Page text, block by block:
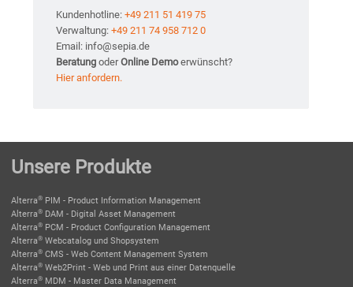
Kundenhotline: +49 211 51 419 75
Verwaltung: +49 211 74 958 712 0
Email: info@sepia.de
Beratung oderOnline Demoerwünscht?
Hier anfordern.
Unsere Produkte
Alterra® PIM - Product Information Management
Alterra® DAM - Digital Asset Management
Alterra® PCM - Product Configuration Management
Alterra® Webcatalog und Shopsystem
Alterra® CMS - Web Content Management System
Alterra® Web2Print - Web und Print aus einer Datenquelle
Alterra® MDM - Master Data Management